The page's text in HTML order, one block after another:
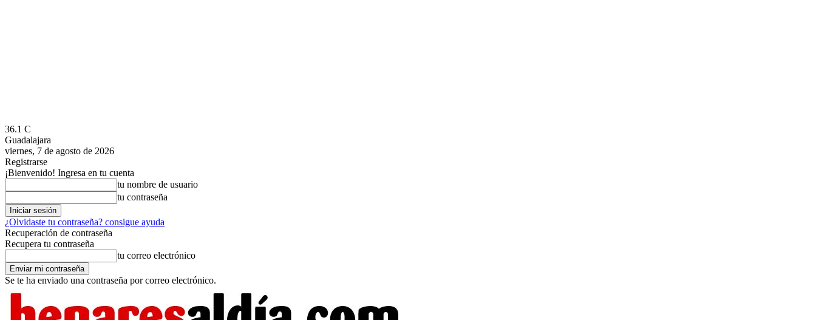
36.1 C
Guadalajara
viernes, 7 de agosto de 2026
Registrarse
¡Bienvenido! Ingresa en tu cuenta
tu nombre de usuario
tu contraseña
¿Olvidaste tu contraseña? consigue ayuda
Recuperación de contraseña
Recupera tu contraseña
tu correo electrónico
Se te ha enviado una contraseña por correo electrónico.